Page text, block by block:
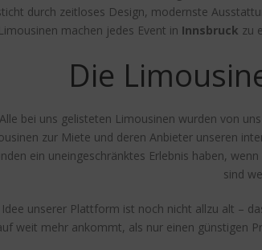
durch zeitloses Design, modernste
Limousinen machen jedes Event in Innsbruck zu
Die
Alle bei uns gelisteten Limousinen wurden von
zur Miete und deren Anbieter unseren
ein uneingeschränktes Erlebnis haben,
sind
Idee unserer Plattform ist noch nicht allzu alt –
weit mehr ankommt, als nur einen günstigen